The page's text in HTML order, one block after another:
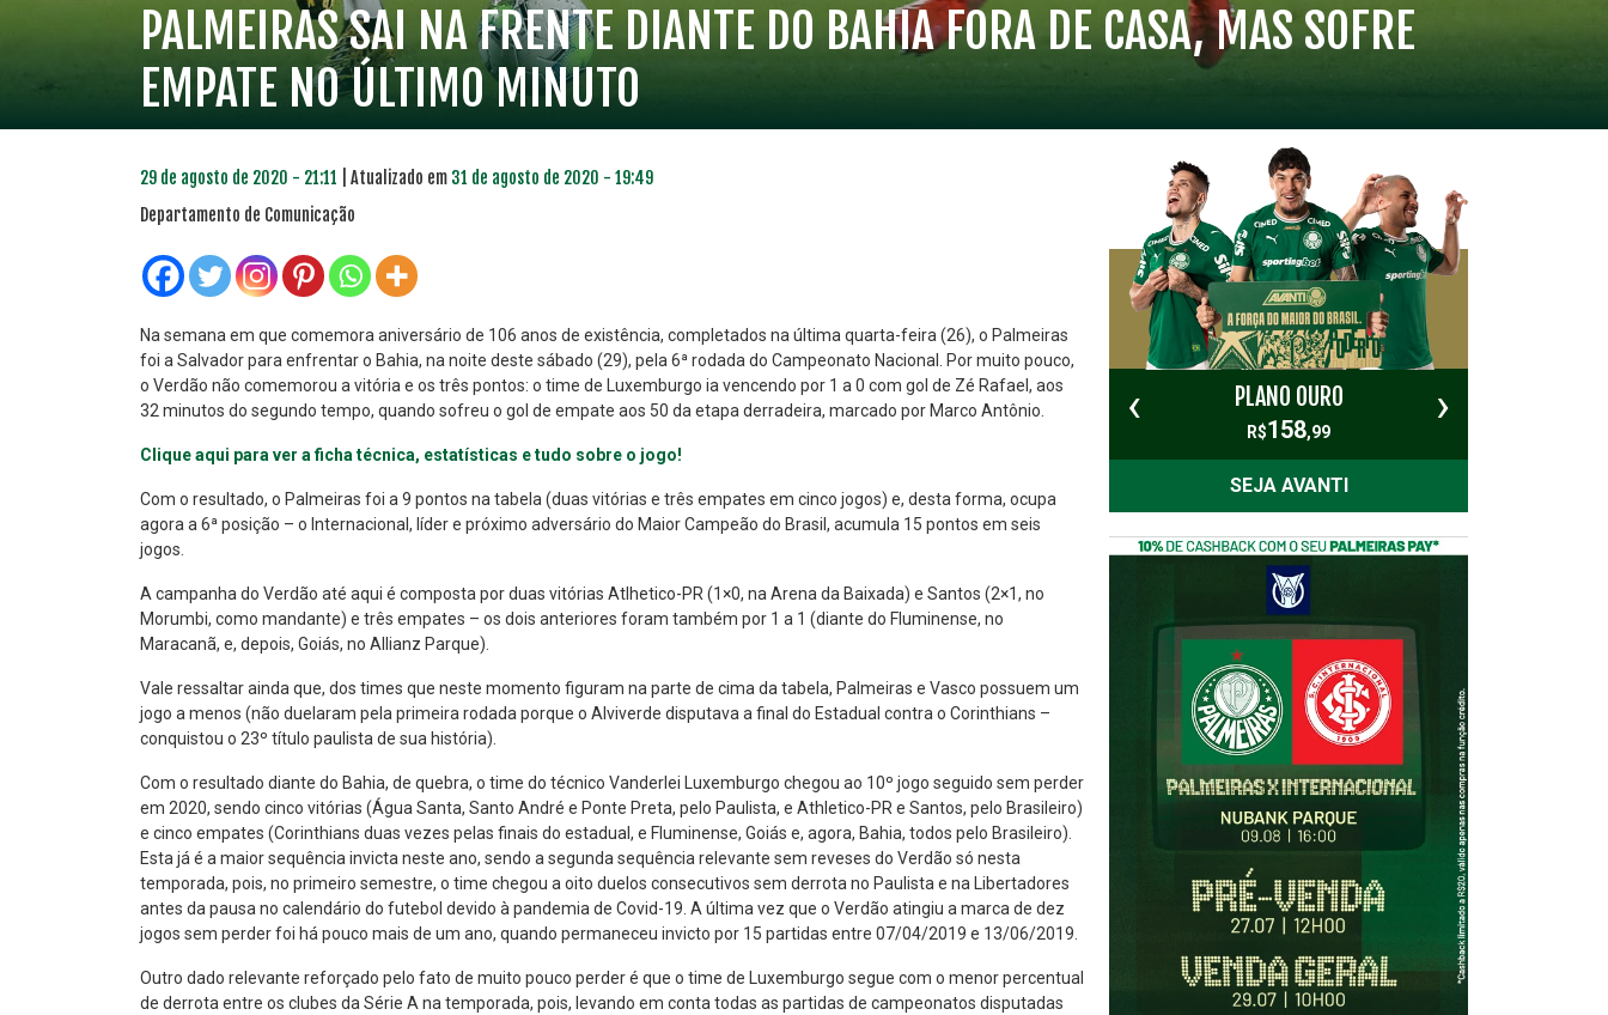
PALMEIRAS SAI NA FRENTE DIANTE DO BAHIA FORA DE CASA, MAS SOFRE
EMPATE NO ÚLTIMO MINUTO
29 de agosto de 2020 - 21:11 | Atualizado em 31 de agosto de 2020 - 19:49
Departamento de Comunicação
Na semana em que comemora aniversário de 106 anos de existência, completados na última quarta-feira (26), o Palmeiras
foi a Salvador para enfrentar o Bahia, na noite deste sábado (29), pela 6ª rodada do Campeonato Nacional. Por muito pouco,
o Verdão não comemorou a vitória e os três pontos: o time de Luxemburgo ia vencendo por 1 a 0 com gol de Zé Rafael, aos
32 minutos do segundo tempo, quando sofreu o gol de empate aos 50 da etapa derradeira, marcado por Marco Antônio.
Clique aqui para ver a ficha técnica, estatísticas e tudo sobre o jogo!
Com o resultado, o Palmeiras foi a 9 pontos na tabela (duas vitórias e três empates em cinco jogos) e, desta forma, ocupa
agora a 6ª posição – o Internacional, líder e próximo adversário do Maior Campeão do Brasil, acumula 15 pontos em seis
jogos.
A campanha do Verdão até aqui é composta por duas vitórias Atlhetico-PR (1×0, na Arena da Baixada) e Santos (2×1, no
Morumbi, como mandante) e três empates – os dois anteriores foram também por 1 a 1 (diante do Fluminense, no
Maracanã, e, depois, Goiás, no Allianz Parque).
Vale ressaltar ainda que, dos times que neste momento figuram na parte de cima da tabela, Palmeiras e Vasco possuem um
jogo a menos (não duelaram pela primeira rodada porque o Alviverde disputava a final do Estadual contra o Corinthians –
conquistou o 23º título paulista de sua história).
Com o resultado diante do Bahia, de quebra, o time do técnico Vanderlei Luxemburgo chegou ao 10º jogo seguido sem perder
em 2020, sendo cinco vitórias (Água Santa, Santo André e Ponte Preta, pelo Paulista, e Athletico-PR e Santos, pelo Brasileiro)
e cinco empates (Corinthians duas vezes pelas finais do estadual, e Fluminense, Goiás e, agora, Bahia, todos pelo Brasileiro).
Esta já é a maior sequência invicta neste ano, sendo a segunda sequência relevante sem reveses do Verdão só nesta
temporada, pois, no primeiro semestre, o time chegou a oito duelos consecutivos sem derrota no Paulista e na Libertadores
antes da pausa no calendário do futebol devido à pandemia de Covid-19. A última vez que o Verdão atingiu a marca de dez
jogos sem perder foi há pouco mais de um ano, quando permaneceu invicto por 15 partidas entre 07/04/2019 e 13/06/2019.
Outro dado relevante reforçado pelo fato de muito pouco perder é que o time de Luxemburgo segue com o menor percentual
de derrota entre os clubes da Série A na temporada, pois, levando em conta todas as partidas de campeonatos disputadas
PLANO PRATA PLANO ESPECIAL
23
PLANO PRATA SUPERIOR PLANO OURO
R$158,99
‹ ›
SEJA AVANTI